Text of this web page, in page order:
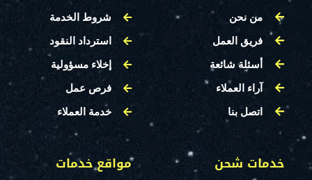
من نحن
فريق العمل
أسئلة شائعة
آراء العملاء
اتصل بنا
شروط الخدمة
استرداد النقود
إخلاء مسؤولية
فرص عمل
خدمة العملاء
خدمات شحن مواقع خدمات